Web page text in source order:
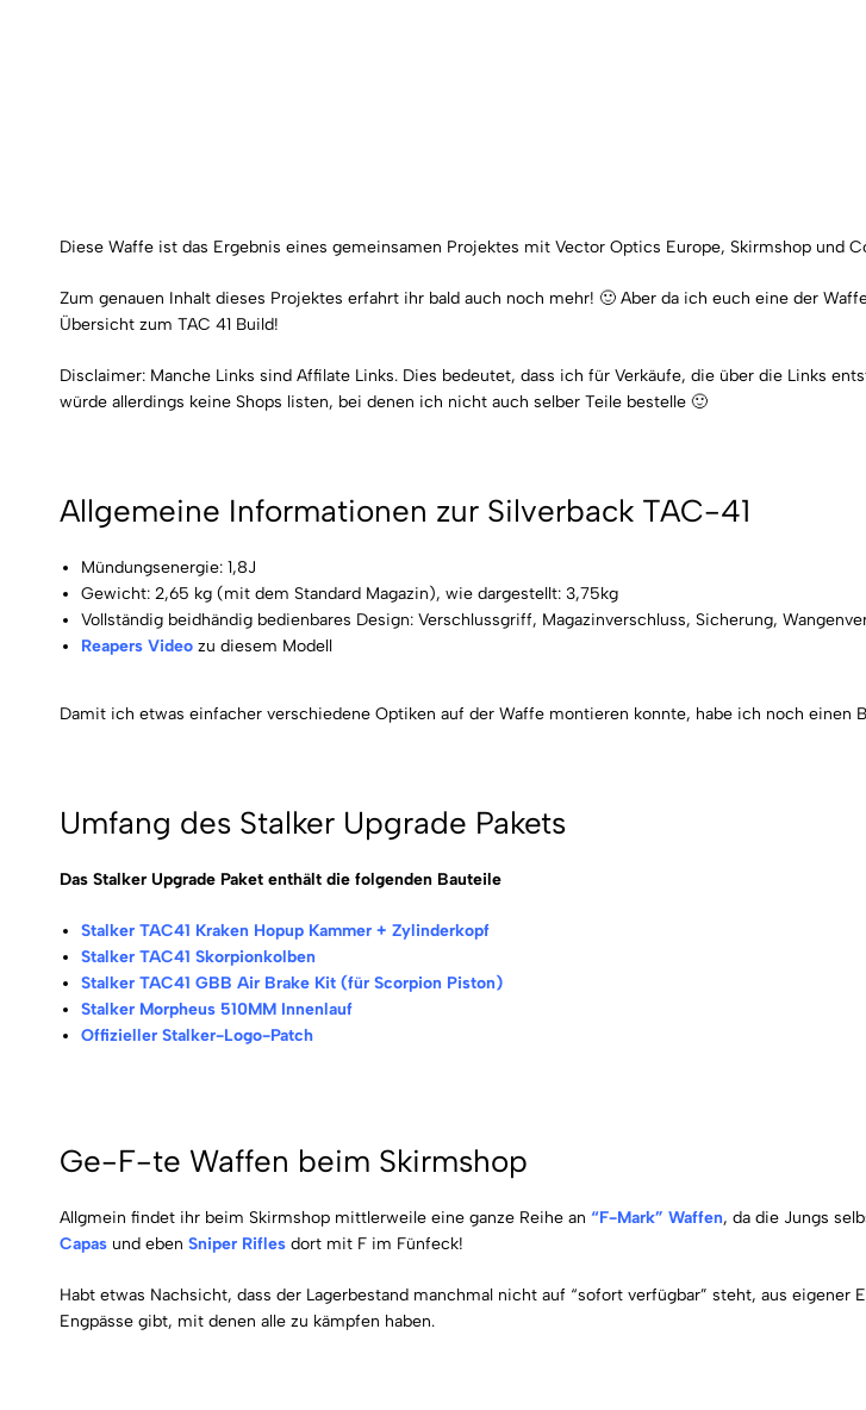
Diese Waffe ist das Ergebnis eines gemeinsamen Projektes mit Vector Optics Europe, Skirmshop und
Zum genauen Inhalt dieses Projektes erfahrt ihr bald auch noch mehr! 🙂 Aber da ich euch eine der
Übersicht zum TAC 41 Build!
Disclaimer: Manche Links sind Affilate Links. Dies bedeutet, dass ich für Verkäufe, die über die Links
würde allerdings keine Shops listen, bei denen ich nicht auch selber Teile bestelle 🙂
Allgemeine Informationen zur Silverback TAC-41
Mündungsenergie: 1,8J
Gewicht: 2,65 kg (mit dem Standard Magazin), wie dargestellt: 3,75kg
Vollständig beidhändig bedienbares Design: Verschlussgriff, Magazinverschluss, Sicherung,
Reapers Video zu diesem Modell
Damit ich etwas einfacher verschiedene Optiken auf der Waffe montieren konnte, habe ich noch einen
Umfang des Stalker Upgrade Pakets
Das Stalker Upgrade Paket enthält die folgenden Bauteile
Stalker TAC41 Kraken Hopup Kammer + Zylinderkopf
Stalker TAC41 Skorpionkolben
Stalker TAC41 GBB Air Brake Kit (für Scorpion Piston)
Stalker Morpheus 510MM Innenlauf
Offizieller Stalker-Logo-Patch
Ge-F-te Waffen beim Skirmshop
Allgmein findet ihr beim Skirmshop mittlerweile eine ganze Reihe an “F-Mark” Waffen, da die Jungs
Capas und eben Sniper Rifles dort mit F im Fünfeck!
Habt etwas Nachsicht, dass der Lagerbestand manchmal nicht auf “sofort verfügbar” steht, aus
Engpässe gibt, mit denen alle zu kämpfen haben.